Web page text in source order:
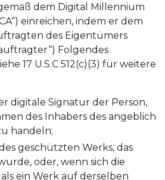
dem Digital Millennium
einreichen, indem er dem
des Eigentümers
Folgendes
17 U.S.C 512(c)(3) für weitere
digitale Signatur der Person,
des Inhabers des angeblich
handeln;
geschützten Werks, das
oder, wenn sich die
ein Werk auf derselben